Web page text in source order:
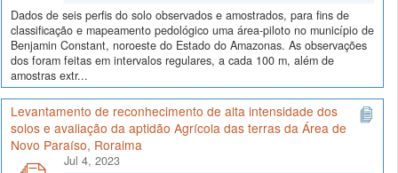
Dados de seis perfis do solo observados e amostrados, para fins de
classificação e mapeamento pedológico uma área-piloto no município de
Benjamin Constant, noroeste do Estado do Amazonas. As observações
dos foram feitas em intervalos regulares, a cada 100 m, além de
amostras extr...
Levantamento de reconhecimento de alta intensidade dos
solos e avaliação da aptidão Agrícola das terras da Área de
Novo Paraíso, Roraima
Jul 4, 2023